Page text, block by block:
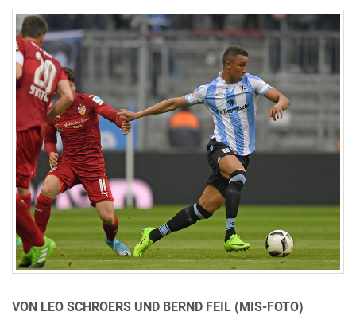
VON LEO SCHROERS UND BERND FEIL (MIS-FOTO)